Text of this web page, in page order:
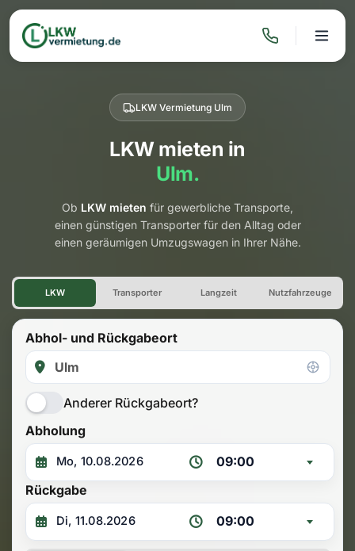
LKW Vermietung Ulm
LKW mieten in
Ulm.
Ob LKW mieten für gewerbliche Transporte,
einen günstigen Transporter für den Alltag oder
einen geräumigen Umzugswagen in Ihrer Nähe.
LKW Vermietung Ulm
LKW Transporter Langzeit Nutzfahrzeuge
Abhol- und Rückgabeort
Anderer Rückgabeort?
Abholung
09:00
Rückgabe
09:00